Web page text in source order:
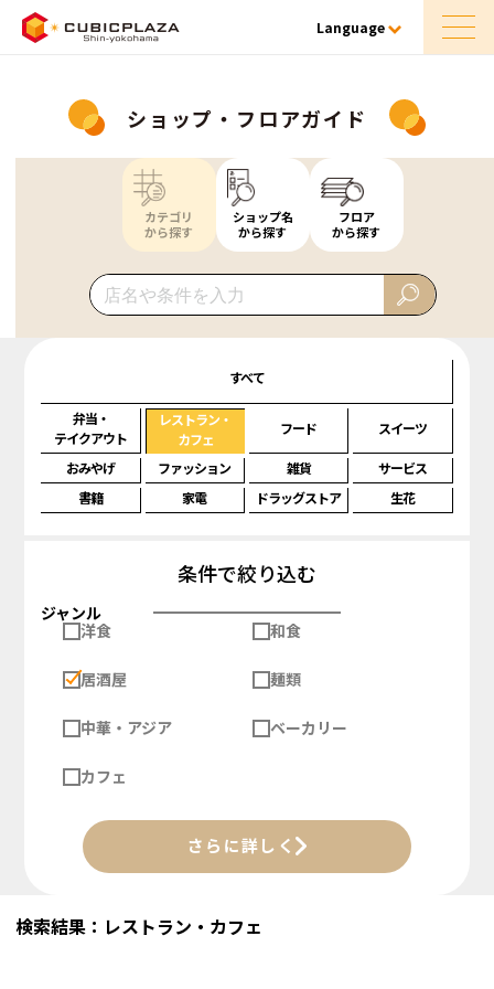
Language
ショップ・フロアガイド
カテゴリ
から探す
ショップ名
から探す
フロア
から探す
すべて
弁当・
テイクアウト
レストラン・
カフェ
フード スイーツ
おみやげ ファッション 雑貨
サービス
書籍
家電 ドラッグストア 生花
条件で絞り込む
ジャンル
洋食
和食
居酒屋 麺類
中華・アジア ベーカリー
カフェ
さらに詳しく
検索結果：レストラン・カフェ